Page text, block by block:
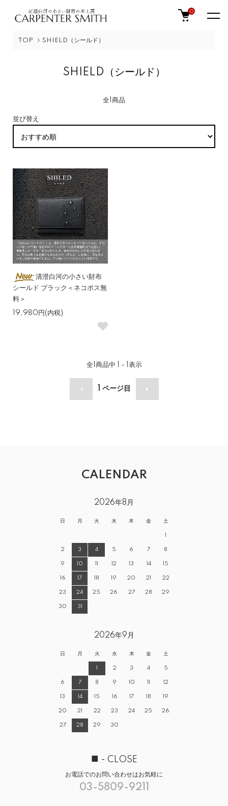
0
TOP SHIELD（シールド）
SHIELD（シールド）
全1商品
並び替え
清澄白河の小さい財布
シールド ブラック＜ネコポス無
料＞
19,980円(内税)
全1 商品中 1 - 1 表示
ページ目
CALENDAR
2026年8月
日 月 火 水 木 金 土
1
2 3 4 5 6 7 8
9 10 11 12 13 14 15
16 17 18 19 20 21 22
23 24 25 26 27 28 29
30 31
2026年9月
日 月 火 水 木 金 土
1 2 3 4 5
6 7 8 9 10 11 12
13 14 15 16 17 18 19
20 21 22 23 24 25 26
27 28 29 30
■ - CLOSE
お電話でのお問い合わせはお気軽に
03-5809-9211